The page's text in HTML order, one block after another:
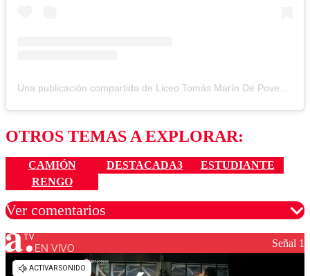
OTROS TEMAS A EXPLORAR:
CAMIÓN DESTACADA3
ESTUDIANTE
RENGO
Ver comentarios
Los comentarios son moderados para garantizar un
diálogo respetuoso.
EN VIVO Señal 1